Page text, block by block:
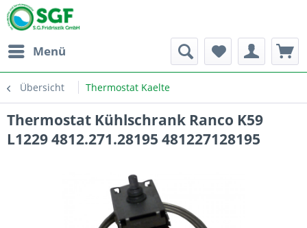
Menü
Übersicht Thermostat Kaelte
Thermostat Kühlschrank Ranco K59
L1229 4812.271.28195 481227128195